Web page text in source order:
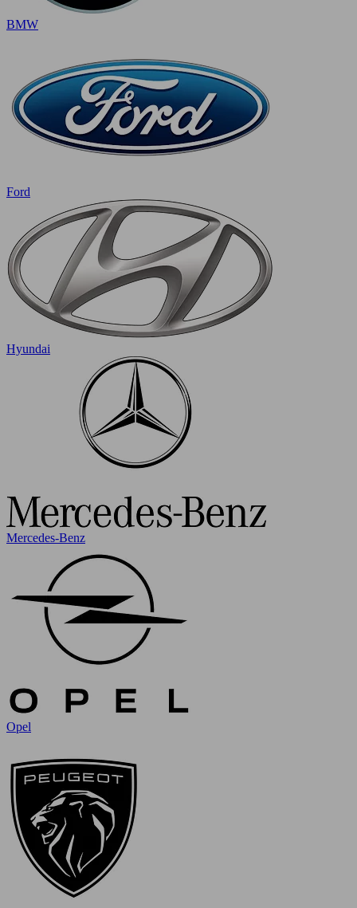
BMW
Ford
Hyundai
Mercedes-Benz
Opel